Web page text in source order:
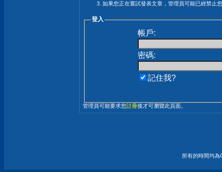
如果您正在嘗試發表文章，管理員可能已經禁止
登入
帳戶:
密碼:
記住我?
管理員可能要求您註冊後才可瀏覽此頁面。
所有的時間均為